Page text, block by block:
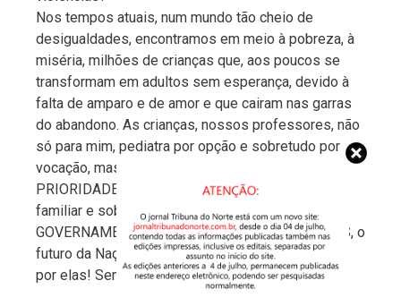
Nos tempos atuais, num mundo tão cheio de
desigualdades, encontramos em meio à pobreza, à
miséria, milhões de crianças que, aos poucos se
transformam em adultos sem esperança, devido à
falta de amparo e de amor e que cairam nas garras
do abandono. As crianças, nossos professores, não
só para mim, pediatra por opção e sobretudo por
vocação, mas, para todos ,têm que ser
PRIORIDADE!PRIORIDADE individual, coletiva,
familiar e sobretudo governamental! POLÍTICAS
GOVERNAMENTAIS PARA AS NOSSAS CRIANÇAS, o
futuro da Nação Brasileira! Elevemos a nossa voz
por elas! Sem demagogias! Sem hipocrisias!